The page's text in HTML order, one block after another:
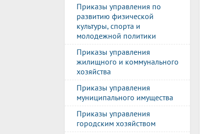
Приказы управления по
развитию физической
культуры, спорта и
молодежной политики
Приказы управления
жилищного и коммунального
хозяйства
Приказы управления
муниципального имущества
Приказы управления
городским хозяйством